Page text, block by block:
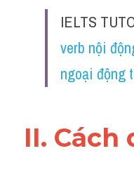
Speaking
Writing
IELTS
verb nội
ngoại động
II. Cách